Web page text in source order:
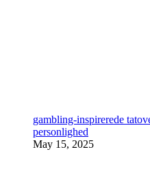
gambling-inspirerede
personlighed
May 15, 2025